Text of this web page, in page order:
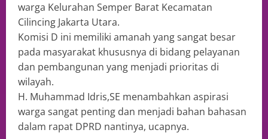
warga Kelurahan Semper Barat Kecamatan
Cilincing Jakarta Utara.
Komisi D ini memiliki amanah yang sangat besar
pada masyarakat khususnya di bidang pelayanan
dan pembangunan yang menjadi prioritas di
wilayah.
H. Muhammad Idris,SE menambahkan aspirasi
warga sangat penting dan menjadi bahan bahasan
dalam rapat DPRD nantinya, ucapnya.